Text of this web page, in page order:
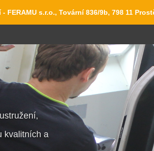
FERAMU s.r.o., Tovární 836/9b, 798 11
kvalitních a